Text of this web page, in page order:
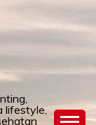
lifestyle,